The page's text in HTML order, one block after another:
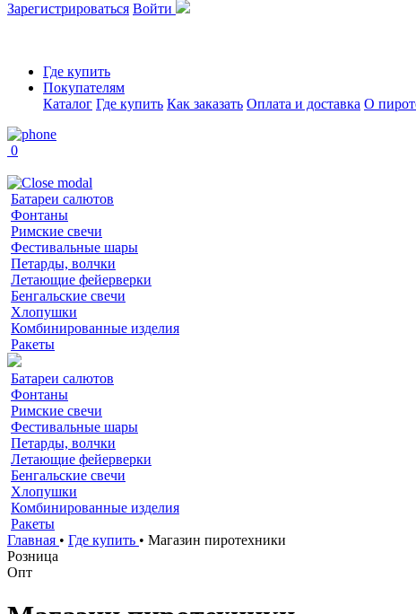
Зарегистрироваться Войти
Где купить
Покупателям
Каталог Где купить Как заказать Оплата и доставка О
0
Батареи салютов
Фонтаны
Римские свечи
Фестивальные шары
Петарды, волчки
Летающие фейерверки
Бенгальские свечи
Хлопушки
Комбинированные изделия
Ракеты
Батареи салютов
Фонтаны
Римские свечи
Фестивальные шары
Петарды, волчки
Летающие фейерверки
Бенгальские свечи
Хлопушки
Комбинированные изделия
Ракеты
Главная • Где купить • Магазин пиротехники
Розница
Опт